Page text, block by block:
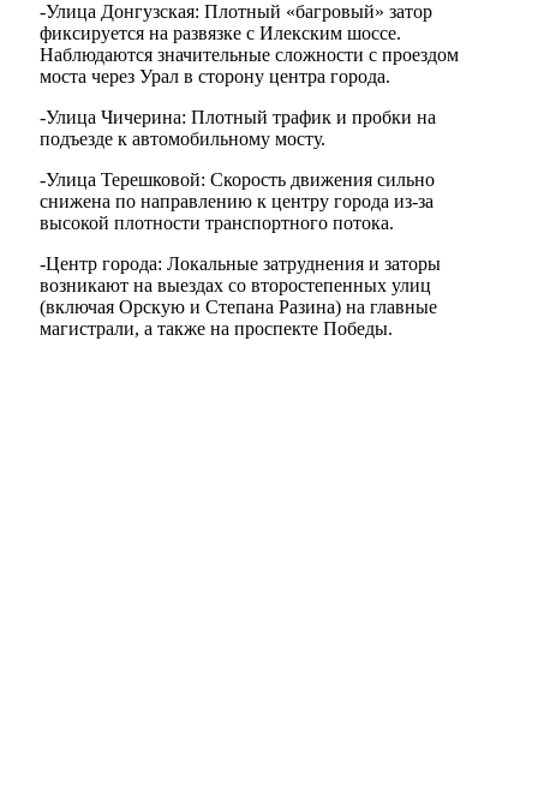
-Улица Донгузская: Плотный «багровый» затор
фиксируется на развязке с Илекским шоссе.
Наблюдаются значительные сложности с проездом
моста через Урал в сторону центра города.
-Улица Чичерина: Плотный трафик и пробки на
подъезде к автомобильному мосту.
-Улица Терешковой: Скорость движения сильно
снижена по направлению к центру города из-за
высокой плотности транспортного потока.
-Центр города: Локальные затруднения и заторы
возникают на выездах со второстепенных улиц
(включая Орскую и Степана Разина) на главные
магистрали, а также на проспекте Победы.